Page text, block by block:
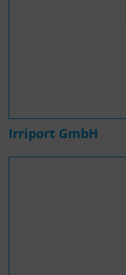
Irriport GmbH